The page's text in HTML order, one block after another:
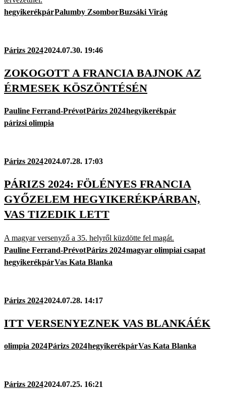
hegyikerékpárPalumby ZsomborBuzsáki Virág
Párizs 20242024.07.30. 19:46
ZOKOGOTT A FRANCIA BAJNOK AZ
ÉRMESEK KÖSZÖNTÉSÉN
Pauline Ferrand-PrévotPárizs 2024hegyikerékpár
párizsi olimpia
Párizs 20242024.07.28. 17:03
PÁRIZS 2024: FÖLÉNYES FRANCIA
GYŐZELEM HEGYIKERÉKPÁRBAN,
VAS TIZEDIK LETT
A magyar versenyző a 35. helyről küzdötte fel magát.
Pauline Ferrand-PrévotPárizs 2024magyar olimpiai csapat
hegyikerékpárVas Kata Blanka
Párizs 20242024.07.28. 14:17
ITT VERSENYEZNEK VAS BLANKÁÉK
olimpia 2024Párizs 2024hegyikerékpárVas Kata Blanka
Párizs 20242024.07.25. 16:21